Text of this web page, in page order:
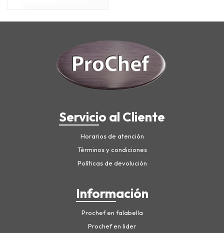
Servicio al Cliente
Horarios de atención
Términos y condiciones
Políticas de devolución
Información
Prochef en falabella
Prochef en lider